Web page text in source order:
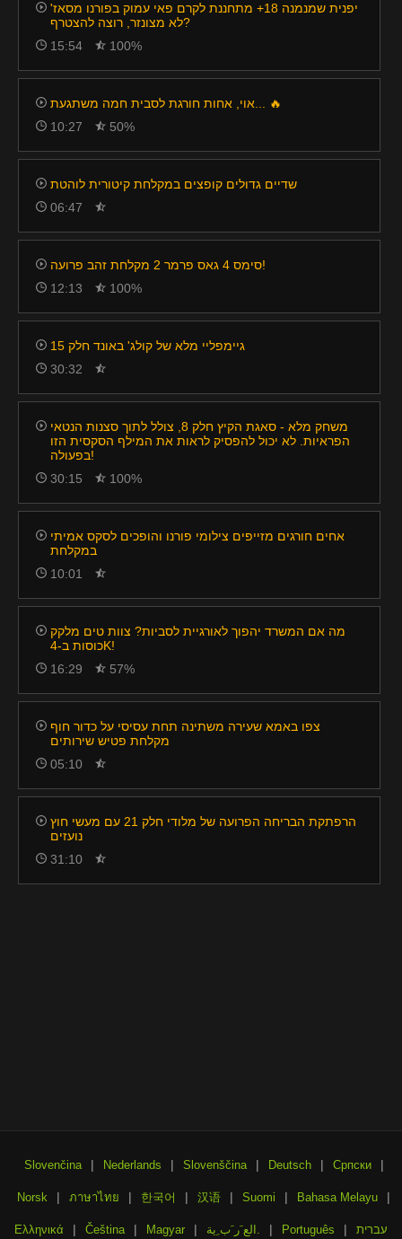
יפנית שמנמנה 18+ מתחננת לקרם פאי עמוק בפורנו מסאז'
לא מצונזר, רוצה להצטרף?
15:54
100%
אוי, אחות חורגת לסבית חמה משתגעת... 🔥
10:27
50%
שדיים גדולים קופצים במקלחת קיטורית לוהטת
06:47
סימס 4 גאס פרמר 2 מקלחת זהב פרועה!
12:13
100%
גיימפליי מלא של קולג' באונד חלק 15
30:32
משחק מלא - סאגת הקיץ חלק 8, צולל לתוך סצנות הנטאי
הפראיות. לא יכול להפסיק לראות את המילף הסקסית הזו
בפעולה!
30:15
100%
אחים חורגים מזייפים צילומי פורנו והופכים לסקס אמיתי
במקלחת
10:01
מה אם המשרד יהפוך לאורגיית לסביות? צוות טים מלקק
כוסות ב-4K!
16:29
57%
צפו באמא שעירה משתינה תחת עסיסי על כדור חוף
מקלחת פטיש שירותים
05:10
הרפתקת הבריחה הפרועה של מלודי חלק 21 עם מעשי חוץ
נועזים
31:10
Slovenčina | Nederlands | Slovenščina | Deutsch | Српски |
Norsk | ภาษาไทย | 한국어 | 汉语 | Suomi | Bahasa Melayu |
Ελληνικά | Čeština | Magyar | الع َر َب ِية. | Português | עברית